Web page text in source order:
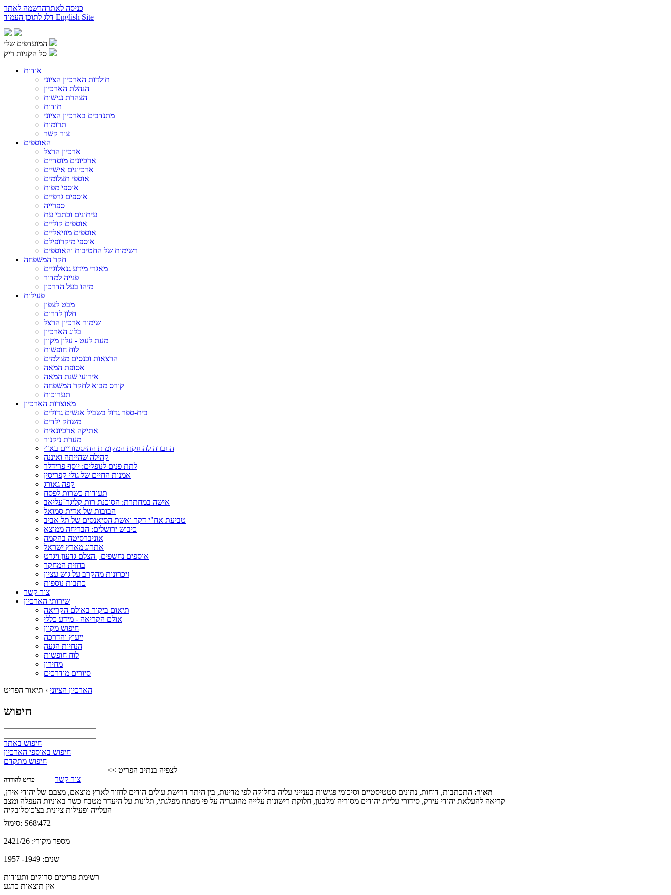
כניסה לאתרהרשמה לאתר
English Site
המועדפים שלי
סל הקניות ריק
אודות
תולדות הארכיון הציוני
הנהלת הארכיון
הצהרת נגישות
תודות
מתנדבים בארכיון הציוני
תרומות
צור קשר
האוספים
ארכיון הרצל
ארכיונים מוסדיים
ארכיונים אישיים
אוספי תצלומים
אוספי מפות
אוספים גרפיים
ספרייה
עיתונים וכתבי עת
אוספים קוליים
אוספים מוזיאליים
אוספי מיקרופילם
רשימות של החטיבות והאוספים
חקר המשפחה
מאגרי מידע גנאלוגיים
פנייה למדור
מיהו בעל הדרכון
פעילות
מבט לצפון
חלון לדרום
שימור ארכיון הרצל
בלוג הארכיון
מעת לעט - עלון מקוון
לוח חופשות
הרצאות וכנסים מצולמים
אסופת המאה
אירועי שנת המאה
קורס מבוא לחקר המשפחה
תערוכות
מאוצרות הארכיון
בית-ספר גדול בשביל אנשים גדולים
משחק ילדים
אתיקה ארכיונאית
מערת ניקנור
החברה להחזקת המקומות ההיסטוריים בא"י
קהילה שהייתה ואיננה
לתת פנים לנופלים: יוסף פרידלר
אמנות החיים של גולי קפריסין
קפה גאורג
תעודות כשרות לפסח
אישה במחתרת: הסוכנת רות קליגר־עליאב
הבובות של אדית סמואל
טביעת אח"י דקר ואשת הסיאנסים של תל אביב
כיבוש ירושלים: הבריחה ממוצא
אוניברסיטה בהקמה
אתרוג מארץ ישראל
אוספים נחשפים | הצלם גדעון ויגרט
בחזית המחקר
זיכרונות מהקרב על גוש עציון
כתבות נוספות
צור קשר
שירותי הארכיון
תיאום ביקור באולם הקריאה
אולם הקריאה - מידע כללי
חיפוש מקוון
ייעוץ והדרכה
הנחיות הגעה
לוח חופשות
מחירון
סיורים מודרכים
הארכיון הציוני › תיאור הפריט
חיפוש
חיפוש באתר
חיפוש באוספי הארכיון
חיפוש מתקדם
לצפיה בנתיב הפריט >>
פריט להורדה
צור קשר
תאור: התכתבות, דוחות, נתונים סטטיסטיים וסיכומי פגישות בענייני עליה בחלוקה לפי מדינות, בין היתר דרישת עולים הודים לחזור לארץ מוצאם, מצבם של יהודי אירן,
קריאה להעלאת יהודי עירק, סידורי עליית יהודים מסוריה ומלבנון, חלוקת רישונות עלייה מהונגריה על פי מפתח מפלגתי, תלונות על היעדר מטבח כשר באוניות העפלה ומצב
העלייה ופעילות ציונית בצ'כוסלובקיה
סימול: S68\472
מספר מקורי: 2421/26
שנים: 1949- 1957
רשימת פריטים סרוקים ותעודות
אין תוצאות כרגע